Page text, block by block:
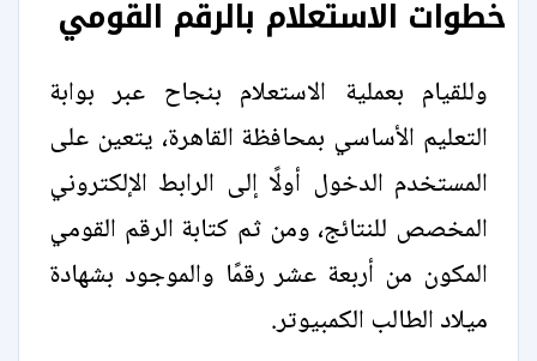
خطوات الاستعلام بالرقم القومي
وللقيام بعملية الاستعلام بنجاح عبر بوابة
التعليم الأساسي بمحافظة القاهرة، يتعين على
المستخدم الدخول أولًا إلى الرابط الإلكتروني
المخصص للنتائج، ومن ثم كتابة الرقم القومي
المكون من أربعة عشر رقمًا والموجود بشهادة
ميلاد الطالب الكمبيوتر.